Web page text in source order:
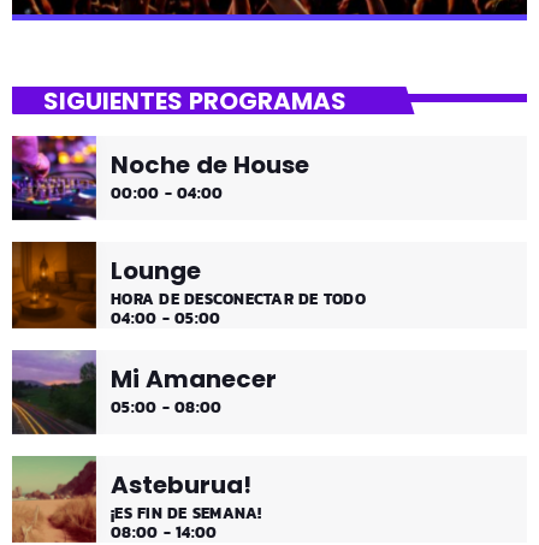
Asteburuak zureak eta gureak dira! Dantza Bizkaia!
SIGUIENTES PROGRAMAS
Noche de House
00:00 - 04:00
Lounge
HORA DE DESCONECTAR DE TODO
04:00 - 05:00
Mi Amanecer
05:00 - 08:00
Asteburua!
¡ES FIN DE SEMANA!
08:00 - 14:00